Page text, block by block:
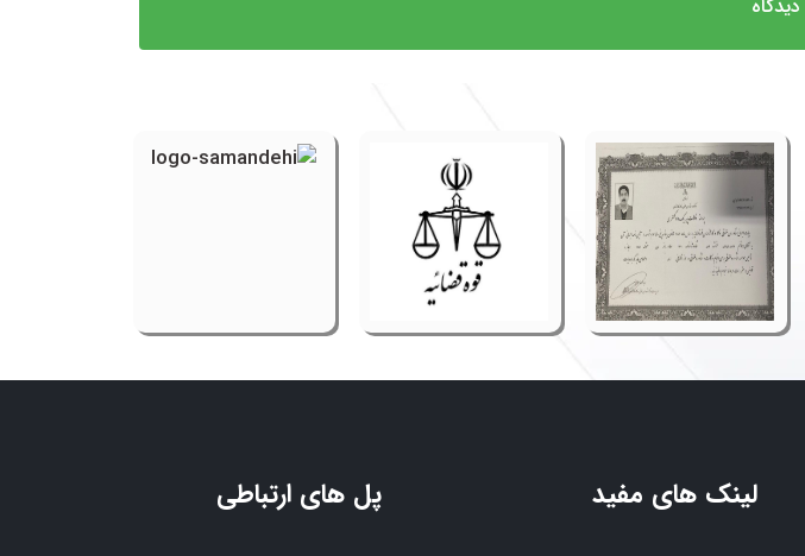
لینک های مفید پل های ارتباطی